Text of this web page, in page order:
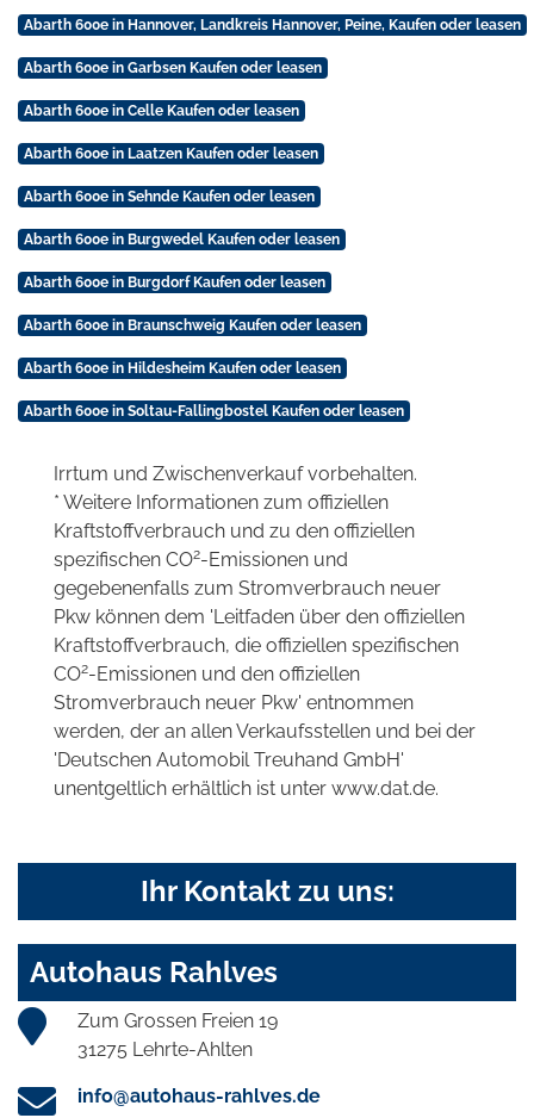
Abarth 600e in Hannover, Landkreis Hannover, Peine, Kaufen oder leasen
Abarth 600e in Garbsen Kaufen oder leasen
Abarth 600e in Celle Kaufen oder leasen
Abarth 600e in Laatzen Kaufen oder leasen
Abarth 600e in Sehnde Kaufen oder leasen
Abarth 600e in Burgwedel Kaufen oder leasen
Abarth 600e in Burgdorf Kaufen oder leasen
Abarth 600e in Braunschweig Kaufen oder leasen
Abarth 600e in Hildesheim Kaufen oder leasen
Abarth 600e in Soltau-Fallingbostel Kaufen oder leasen
Irrtum und Zwischenverkauf vorbehalten.
* Weitere Informationen zum offiziellen
Kraftstoffverbrauch und zu den offiziellen
spezifischen CO2-Emissionen und
gegebenenfalls zum Stromverbrauch neuer
Pkw können dem 'Leitfaden über den offiziellen
Kraftstoffverbrauch, die offiziellen spezifischen
CO2-Emissionen und den offiziellen
Stromverbrauch neuer Pkw' entnommen
werden, der an allen Verkaufsstellen und bei der
'Deutschen Automobil Treuhand GmbH'
unentgeltlich erhältlich ist unter www.dat.de.
Ihr Kontakt zu uns:
Autohaus Rahlves
Zum Grossen Freien 19
31275 Lehrte-Ahlten
info@autohaus-rahlves.de